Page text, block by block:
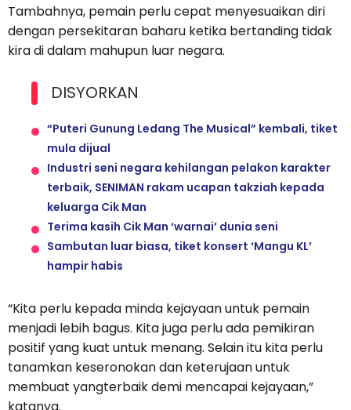
Tambahnya, pemain perlu cepat menyesuaikan diri
dengan persekitaran baharu ketika bertanding tidak
kira di dalam mahupun luar negara.
DISYORKAN
“Puteri Gunung Ledang The Musical” kembali, tiket
mula dijual
Industri seni negara kehilangan pelakon karakter
terbaik, SENIMAN rakam ucapan takziah kepada
keluarga Cik Man
Terima kasih Cik Man ‘warnai’ dunia seni
Sambutan luar biasa, tiket konsert ‘Mangu KL’
hampir habis
“Kita perlu kepada minda kejayaan untuk pemain
menjadi lebih bagus. Kita juga perlu ada pemikiran
positif yang kuat untuk menang. Selain itu kita perlu
tanamkan keseronokan dan keterujaan untuk
membuat yangterbaik demi mencapai kejayaan,”